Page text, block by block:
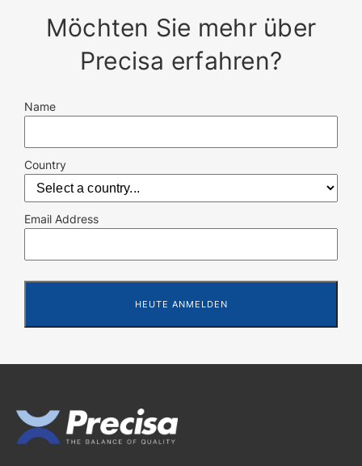
Möchten Sie mehr über
Precisa erfahren?
Name
Country
Email Address